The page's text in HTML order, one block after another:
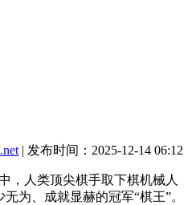
| 发布时间：2025-12-14 06:12
人类顶尖棋手取下棋机械人
为、成就显赫的冠军“棋王”。